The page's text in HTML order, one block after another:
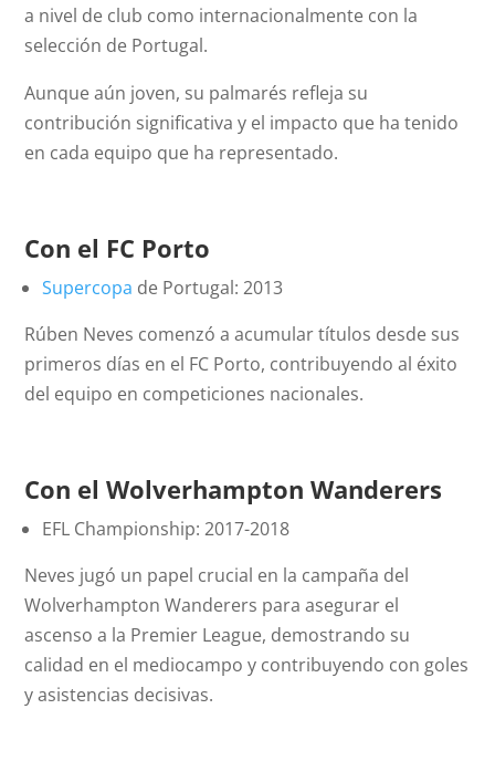
a nivel de club como internacionalmente con la
selección de Portugal.
Aunque aún joven, su palmarés refleja su
contribución significativa y el impacto que ha tenido
en cada equipo que ha representado.
Con el FC Porto
Supercopa de Portugal: 2013
Rúben Neves comenzó a acumular títulos desde sus
primeros días en el FC Porto, contribuyendo al éxito
del equipo en competiciones nacionales.
Con el Wolverhampton Wanderers
EFL Championship: 2017-2018
Neves jugó un papel crucial en la campaña del
Wolverhampton Wanderers para asegurar el
ascenso a la Premier League, demostrando su
calidad en el mediocampo y contribuyendo con goles
y asistencias decisivas.